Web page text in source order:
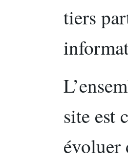
tiers
site est
évoluer